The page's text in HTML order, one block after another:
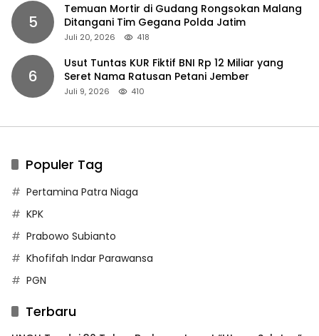
5
Temuan Mortir di Gudang Rongsokan Malang
Ditangani Tim Gegana Polda Jatim
Juli 20, 2026 418
6
Usut Tuntas KUR Fiktif BNI Rp 12 Miliar yang
Seret Nama Ratusan Petani Jember
Juli 9, 2026 410
Populer Tag
Pertamina Patra Niaga
KPK
Prabowo Subianto
Khofifah Indar Parawansa
PGN
Terbaru